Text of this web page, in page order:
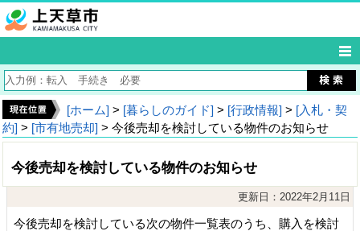
[ホーム] > [暮らしのガイド] > [行政情報] > [入札・契
約] > [市有地売却] > 今後売却を検討している物件のお知らせ
今後売却を検討している物件のお知らせ
更新日：2022年2月11日
今後売却を検討している次の物件一覧表のうち、購入を検討